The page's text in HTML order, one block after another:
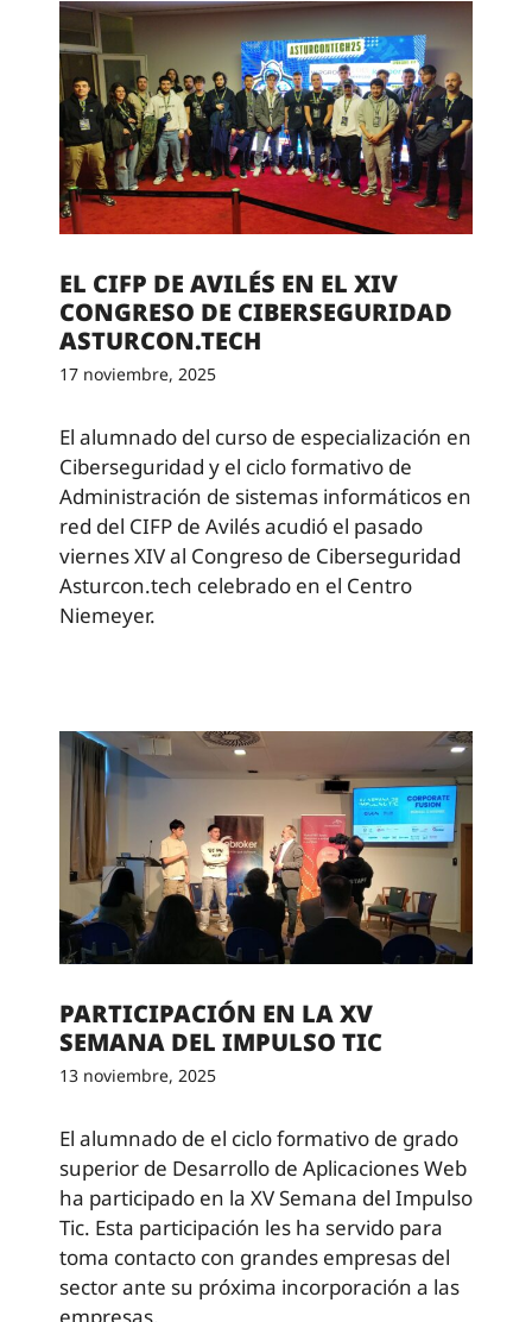
EL CIFP DE AVILÉS EN EL XIV
CONGRESO DE CIBERSEGURIDAD
ASTURCON.TECH
17 noviembre, 2025
El alumnado del curso de especialización en
Ciberseguridad y el ciclo formativo de
Administración de sistemas informáticos en
red del CIFP de Avilés acudió el pasado
viernes XIV al Congreso de Ciberseguridad
Asturcon.tech celebrado en el Centro
Niemeyer.
PARTICIPACIÓN EN LA XV
SEMANA DEL IMPULSO TIC
13 noviembre, 2025
El alumnado de el ciclo formativo de grado
superior de Desarrollo de Aplicaciones Web
ha participado en la XV Semana del Impulso
Tic. Esta participación les ha servido para
toma contacto con grandes empresas del
sector ante su próxima incorporación a las